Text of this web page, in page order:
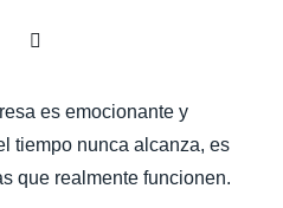
(English)
(Español)
es emocionante y
tiempo nunca alcanza, es
que realmente funcionen.